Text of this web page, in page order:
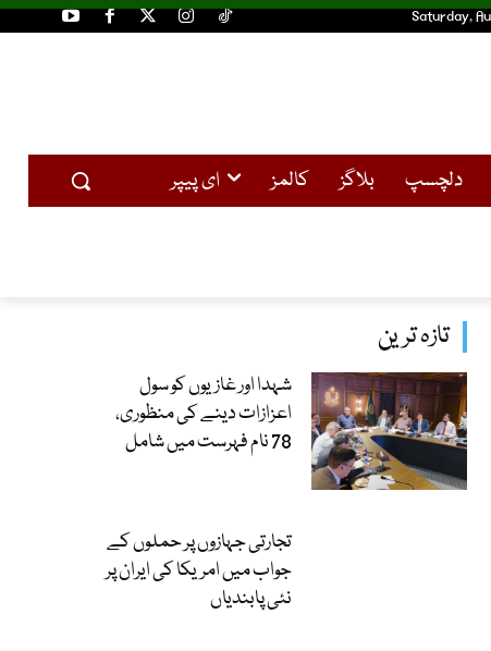
Saturday,
دلچسپ بلاگز کالمز ای پیپر
تازہ ترین
شہدا اور غازیوں کو سول
اعزازات دینے کی منظوری،
78 نام فہرست میں شامل
تجارتی جہازوں پر حملوں کے
جواب میں امریکا کی ایران پر
نئی پابندیاں